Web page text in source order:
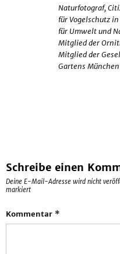
Naturfotograf,
für Vogelschutz
für Umwelt und
Mitglied der
Mitglied der
Gartens München
Schreibe einen
Deine E-Mail-Adresse wird nicht
markiert
Kommentar *